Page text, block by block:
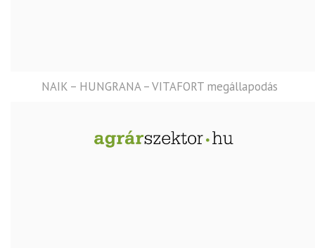
NAIK – HUNGRANA – VITAFORT megállapodás